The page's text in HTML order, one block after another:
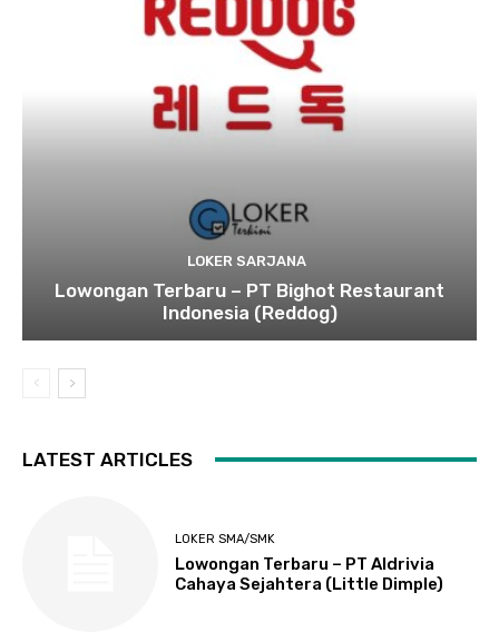
LOKER SARJANA
Lowongan Terbaru – PT Bighot Restaurant
Indonesia (Reddog)
LATEST ARTICLES
LOKER SMA/SMK
Lowongan Terbaru – PT Aldrivia
Cahaya Sejahtera (Little Dimple)